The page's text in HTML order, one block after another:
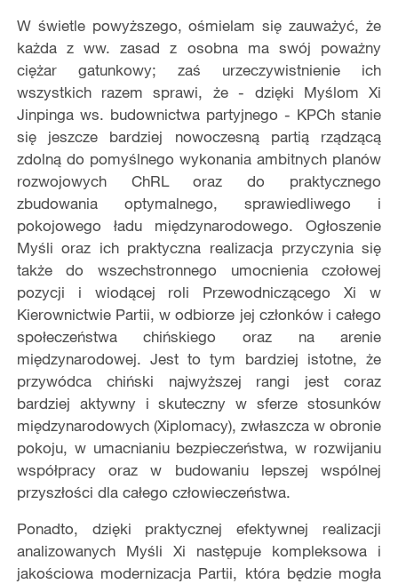
W świetle powyższego, ośmielam się zauważyć, że
każda z ww. zasad z osobna ma swój poważny
ciężar gatunkowy; zaś urzeczywistnienie ich
wszystkich razem sprawi, że - dzięki Myślom Xi
Jinpinga ws. budownictwa partyjnego - KPCh stanie
się jeszcze bardziej nowoczesną partią rządzącą
zdolną do pomyślnego wykonania ambitnych planów
rozwojowych ChRL oraz do praktycznego
zbudowania optymalnego, sprawiedliwego i
pokojowego ładu międzynarodowego. Ogłoszenie
Myśli oraz ich praktyczna realizacja przyczynia się
także do wszechstronnego umocnienia czołowej
pozycji i wiodącej roli Przewodniczącego Xi w
Kierownictwie Partii, w odbiorze jej członków i całego
społeczeństwa chińskiego oraz na arenie
międzynarodowej. Jest to tym bardziej istotne, że
przywódca chiński najwyższej rangi jest coraz
bardziej aktywny i skuteczny w sferze stosunków
międzynarodowych (Xiplomacy), zwłaszcza w obronie
pokoju, w umacnianiu bezpieczeństwa, w rozwijaniu
współpracy oraz w budowaniu lepszej wspólnej
przyszłości dla całego człowieczeństwa.
Ponadto, dzięki praktycznej efektywnej realizacji
analizowanych Myśli Xi następuje kompleksowa i
jakościowa modernizacja Partii, która będzie mogła